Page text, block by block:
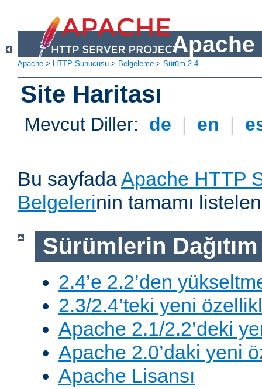
Apache
Apache > HTTP Sunucusu > Belgeleme > Sürüm 2.4
Site Haritası
Mevcut Diller: de | en |
Bu sayfadaApache HTTP
Belgelerinin tamamı
Sürümlerin
2.4’e 2.2’den
2.3/2.4’teki yeni
Apache 2.1/2.2’deki
Apache 2.0’daki yeni
Apache Lisansı